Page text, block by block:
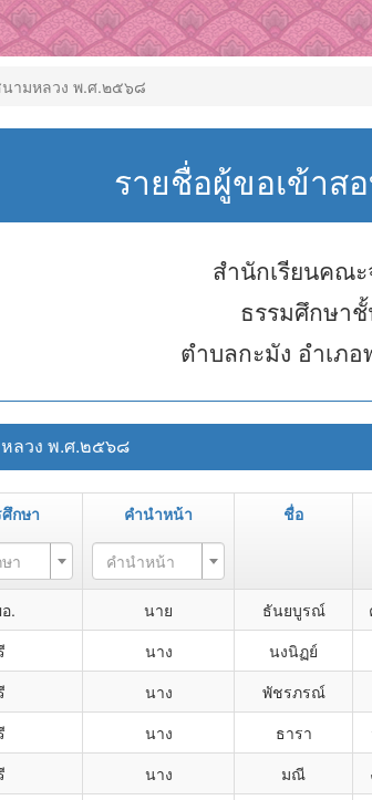
นามหลวง พ.ศ.๒๕๖๘
รายชื่อผู้ขอเข้าส
สำนักเรียนคณ
ธรรมศึกษา
ตำบลกะมัง อำเภ
ลวง พ.ศ.๒๕๖๘
กษา คำนำหน้า ชื่อ
า คำนำหน้า
. นาย ธันยบูรณ์
นาง นงนิฏย์
นาง พัชรภรณ์
นาง ธารา
นาง มณี